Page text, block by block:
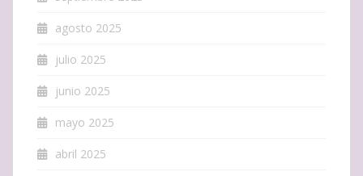
agosto 2025
julio 2025
junio 2025
mayo 2025
abril 2025